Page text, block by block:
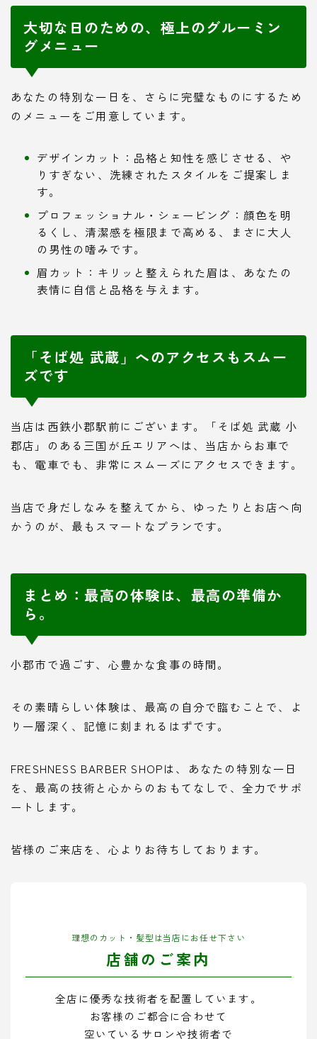
大切な日のための、極上のグルーミン
グメニュー
あなたの特別な一日を、さらに完璧なものにするため
のメニューをご用意しています。
デザインカット：品格と知性を感じさせる、や
りすぎない、洗練されたスタイルをご提案しま
す。
プロフェッショナル・シェービング：顔色を明
るくし、清潔感を極限まで高める、まさに大人
の男性の嗜みです。
眉カット：キリッと整えられた眉は、あなたの
表情に自信と品格を与えます。
「そば処 武蔵」へのアクセスもスムー
ズです
当店は西鉄小郡駅前にございます。「そば処 武蔵 小
郡店」のある三国が丘エリアへは、当店からお車で
も、電車でも、非常にスムーズにアクセスできます。
当店で身だしなみを整えてから、ゆったりとお店へ向
かうのが、最もスマートなプランです。
まとめ：最高の体験は、最高の準備か
ら。
小郡市で過ごす、心豊かな食事の時間。
その素晴らしい体験は、最高の自分で臨むことで、よ
り一層深く、記憶に刻まれるはずです。
FRESHNESS BARBER SHOPは、あなたの特別な一日
を、最高の技術と心からのおもてなしで、全力でサポ
ートします。
皆様のご来店を、心よりお待ちしております。
理想のカット・髪型は当店にお任せ下さい
店舗のご案内
全店に優秀な技術者を配置しています。
お客様のご都合に合わせて
空いているサロンや技術者で